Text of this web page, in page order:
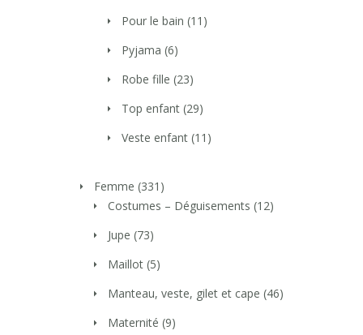
Pour le bain (11)
Pyjama (6)
Robe fille (23)
Top enfant (29)
Veste enfant (11)
Femme (331)
Costumes – Déguisements (12)
Jupe (73)
Maillot (5)
Manteau, veste, gilet et cape (46)
Maternité (9)